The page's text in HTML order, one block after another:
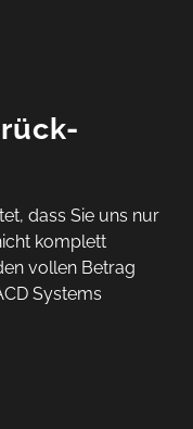
dass Sie uns nur
komplett
vollen Betrag
Systems